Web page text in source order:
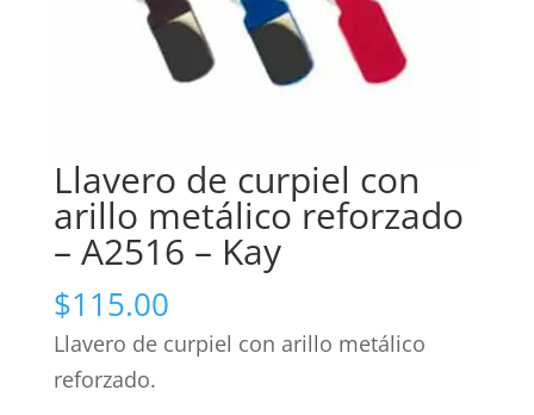
Llavero de curpiel con
arillo metálico reforzado
– A2516 – Kay
$115.00
Llavero de curpiel con arillo metálico
reforzado.